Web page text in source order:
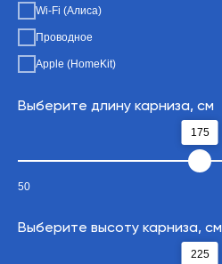
Wi-Fi (Алиса)
Проводное
Apple (HomeKit)
Выберите длину карниза, см
175
50
Выберите высоту карниза, см
225